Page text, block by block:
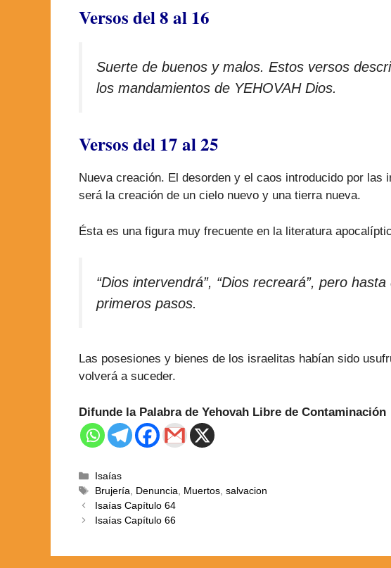
Versos del 8 al 16
Suerte de buenos y malos. Estos versos
los mandamientos de YEHOVAH Dios.
Versos del 17 al 25
Nueva creación. El desorden y el caos introducido por
será la creación de un cielo nuevo y una tierra nueva.
Ésta es una figura muy frecuente en la literatura
“Dios intervendrá”, “Dios recreará”, pero
primeros pasos.
Las posesiones y bienes de los israelitas habían sido
volverá a suceder.
Difunde la Palabra de Yehovah Libre de Contaminación
Isaías
Brujería, Denuncia, Muertos,salvacion
Isaías Capítulo 64
Isaías Capítulo 66